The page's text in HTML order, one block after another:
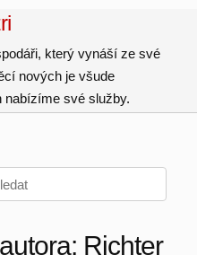
který vynáší ze své
nových je všude
nabízíme své služby.
Richter